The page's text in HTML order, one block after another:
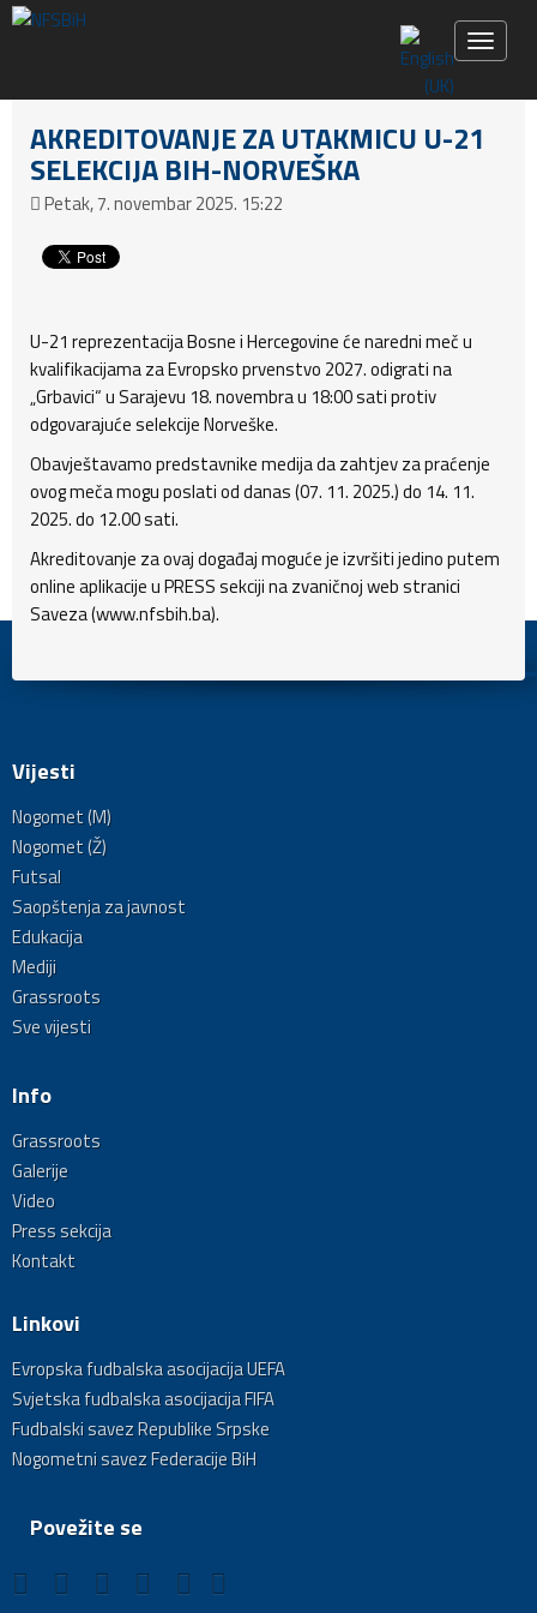
AKREDITOVANJE ZA UTAKMICU U-21
SELEKCIJA BIH-NORVEŠKA
Petak, 7. novembar 2025. 15:22
U-21 reprezentacija Bosne i Hercegovine će naredni meč u
kvalifikacijama za Evropsko prvenstvo 2027. odigrati na
„Grbavici“ u Sarajevu 18. novembra u 18:00 sati protiv
odgovarajuće selekcije Norveške.
Obavještavamo predstavnike medija da zahtjev za praćenje
ovog meča mogu poslati od danas (07. 11. 2025.) do 14. 11.
2025. do 12.00 sati.
Akreditovanje za ovaj događaj moguće je izvršiti jedino putem
online aplikacije u PRESS sekciji na zvaničnoj web stranici
Saveza (www.nfsbih.ba).
Vijesti
Nogomet (M)
Nogomet (Ž)
Futsal
Saopštenja za javnost
Edukacija
Mediji
Grassroots
Sve vijesti
Info
Grassroots
Galerije
Video
Press sekcija
Kontakt
Linkovi
Evropska fudbalska asocijacija UEFA
Svjetska fudbalska asocijacija FIFA
Fudbalski savez Republike Srpske
Nogometni savez Federacije BiH
Povežite se